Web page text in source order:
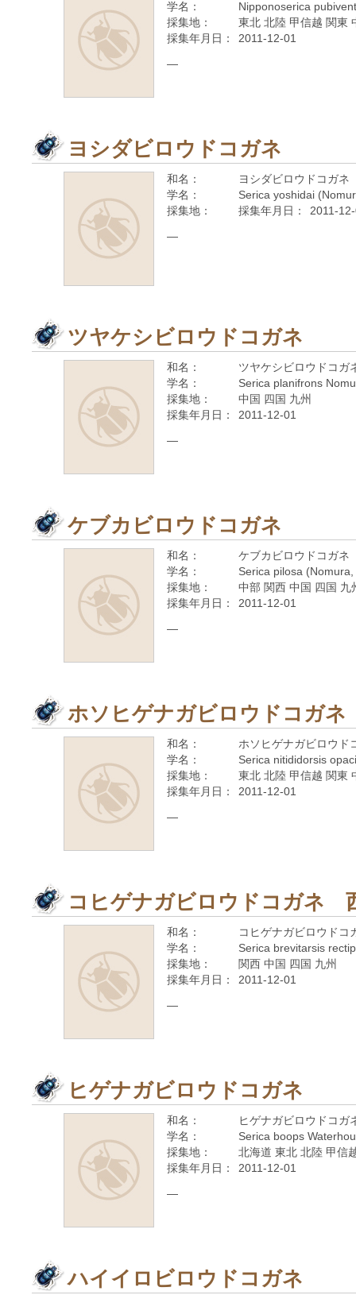
学名：
Nipponoserica
採集地：
東北 北陸 甲信越 関東
採集年月日：
2011-12-01
—
ヨシダビロウドコガネ
和名：
ヨシダビロウドコガネ
学名：
Serica yoshidai
採集地：
採集年月日： 2011-
—
ツヤケシビロウドコガネ
和名：
ツヤケシビロウドコガ
学名：
Serica planifrons
採集地：
中国 四国 九州
採集年月日：
2011-12-01
—
ケブカビロウドコガネ
和名：
ケブカビロウドコガネ
学名：
Serica pilosa
採集地：
中部 関西 中国 四国 九
採集年月日：
2011-12-01
—
ホソヒゲナガビロウドコガ
和名：
ホソヒゲナガビロウ
学名：
Serica nitididorsis
採集地：
東北 北陸 甲信越 関東
採集年月日：
2011-12-01
—
コヒゲナガビロウドコガネ
和名：
コヒゲナガビロウド
学名：
Serica brevitarsis
採集地：
関西 中国 四国 九州
採集年月日：
2011-12-01
—
ヒゲナガビロウドコガネ
和名：
ヒゲナガビロウドコガ
学名：
Serica boops
採集地：
北海道 東北 北陸 甲信
採集年月日：
2011-12-01
—
ハイイロビロウドコガネ